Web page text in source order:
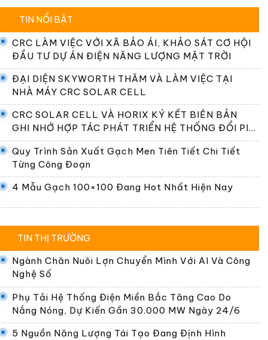
TIN NỔI BẬT
CRC LÀM VIỆC VỚI XÃ BẢO ÁI, KHẢO SÁT CƠ HỘI
ĐẦU TƯ DỰ ÁN ĐIỆN NĂNG LƯỢNG MẶT TRỜI
ĐẠI DIỆN SKYWORTH THĂM VÀ LÀM VIỆC TẠI
NHÀ MÁY CRC SOLAR CELL
CRC SOLAR CELL VÀ HORIX KÝ KẾT BIÊN BẢN
GHI NHỚ HỢP TÁC PHÁT TRIỂN HỆ THỐNG ĐỔI PIN
TẠI VIỆT NAM
Quy Trình Sản Xuất Gạch Men Tiên Tiết Chi Tiết
Từng Công Đoạn
4 Mẫu Gạch 100×100 Đang Hot Nhất Hiện Nay
TIN THỊ TRƯỜNG
Ngành Chăn Nuôi Lợn Chuyển Mình Với AI Và Công
Nghệ Số
Phụ Tải Hệ Thống Điện Miền Bắc Tăng Cao Do
Nắng Nóng, Dự Kiến Gần 30.000 MW Ngày 24/6
5 Nguồn Năng Lượng Tái Tạo Đang Định Hình